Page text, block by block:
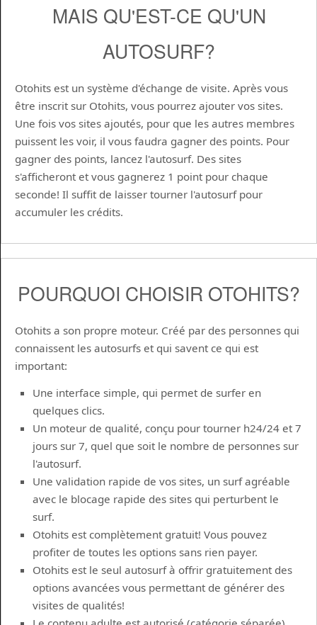
MAIS QU'EST-CE QU'UN
AUTOSURF?
Otohits est un système d'échange de visite. Après vous
être inscrit sur Otohits, vous pourrez ajouter vos sites.
Une fois vos sites ajoutés, pour que les autres membres
puissent les voir, il vous faudra gagner des points. Pour
gagner des points, lancez l'autosurf. Des sites
s'afficheront et vous gagnerez 1 point pour chaque
seconde! Il suffit de laisser tourner l'autosurf pour
accumuler les crédits.
POURQUOI CHOISIR OTOHITS?
Otohits a son propre moteur. Créé par des personnes qui
connaissent les autosurfs et qui savent ce qui est
important:
Une interface simple, qui permet de surfer en
quelques clics.
Un moteur de qualité, conçu pour tourner h24/24 et 7
jours sur 7, quel que soit le nombre de personnes sur
l'autosurf.
Une validation rapide de vos sites, un surf agréable
avec le blocage rapide des sites qui perturbent le
surf.
Otohits est complètement gratuit! Vous pouvez
profiter de toutes les options sans rien payer.
Otohits est le seul autosurf à offrir gratuitement des
options avancées vous permettant de générer des
visites de qualités!